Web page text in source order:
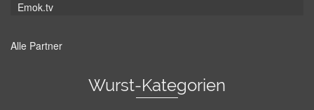
Emok.tv
Alle Partner
Wurst-Kategorien